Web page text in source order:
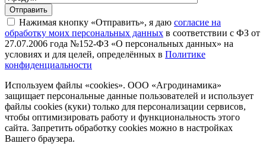
Отправить
Нажимая кнопку «Отправить», я даю согласие на
обработку моих персональных данных в соответствии с ФЗ от
27.07.2006 года №152-ФЗ «О персональных данных» на
условиях и для целей, определённых в Политике
конфиденциальности
Используем файлы «cookies». ООО «Агродинамика»
защищает персональные данные пользователей и использует
файлы cookies (куки) только для персонализации сервисов,
чтобы оптимизировать работу и функциональность этого
сайта. Запретить обработку cookies можно в настройках
Вашего браузера.